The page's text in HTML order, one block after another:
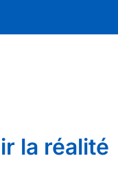
la réalité